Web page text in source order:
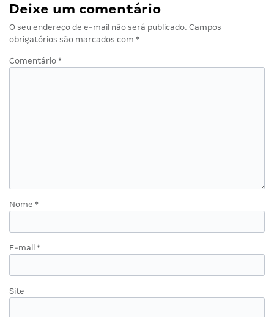
Deixe um comentário
O seu endereço de e-mail não será publicado. Campos
obrigatórios são marcados com *
Comentário *
Nome *
E-mail *
Site